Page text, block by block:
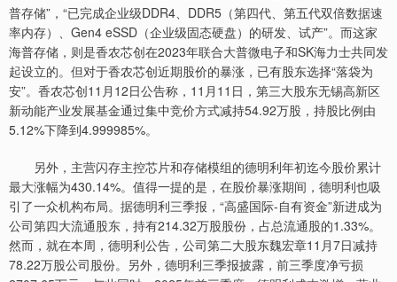
普存储”，“已完成企业级DDR4、DDR5（第四代、第五代双倍数据速
率内存）、Gen4 eSSD（企业级固态硬盘）的研发、试产”。而这家
海普存储，则是香农芯创在2023年联合大普微电子和SK海力士共同发
起设立的。但对于香农芯创近期股价的暴涨，已有股东选择“落袋为
安”。香农芯创11月12日公告称，11月11日，第三大股东无锡高新区
新动能产业发展基金通过集中竞价方式减持54.92万股，持股比例由
5.12%下降到4.999985%。
另外，主营闪存主控芯片和存储模组的德明利年初迄今股价累计
最大涨幅为430.14%。值得一提的是，在股价暴涨期间，德明利也吸
引了一众机构布局。据德明利三季报，“高盛国际-自有资金”新进成为
公司第四大流通股东，持有214.32万股股份，占总流通股的1.33%。
然而，就在本周，德明利公告，公司第二大股东魏宏章11月7日减持
78.22万股公司股份。另外，德明利三季报披露，前三季度净亏损